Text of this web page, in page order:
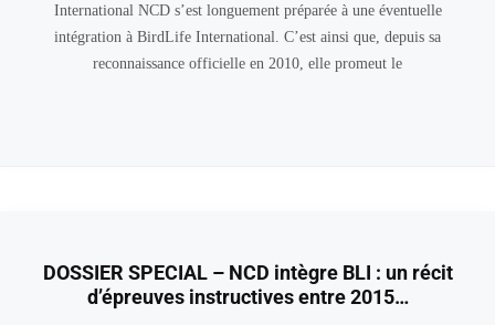
International NCD s’est longuement préparée à une éventuelle
intégration à BirdLife International. C’est ainsi que, depuis sa
reconnaissance officielle en 2010, elle promeut le
DOSSIER SPECIAL – NCD intègre BLI : un récit
d’épreuves instructives entre 2015…